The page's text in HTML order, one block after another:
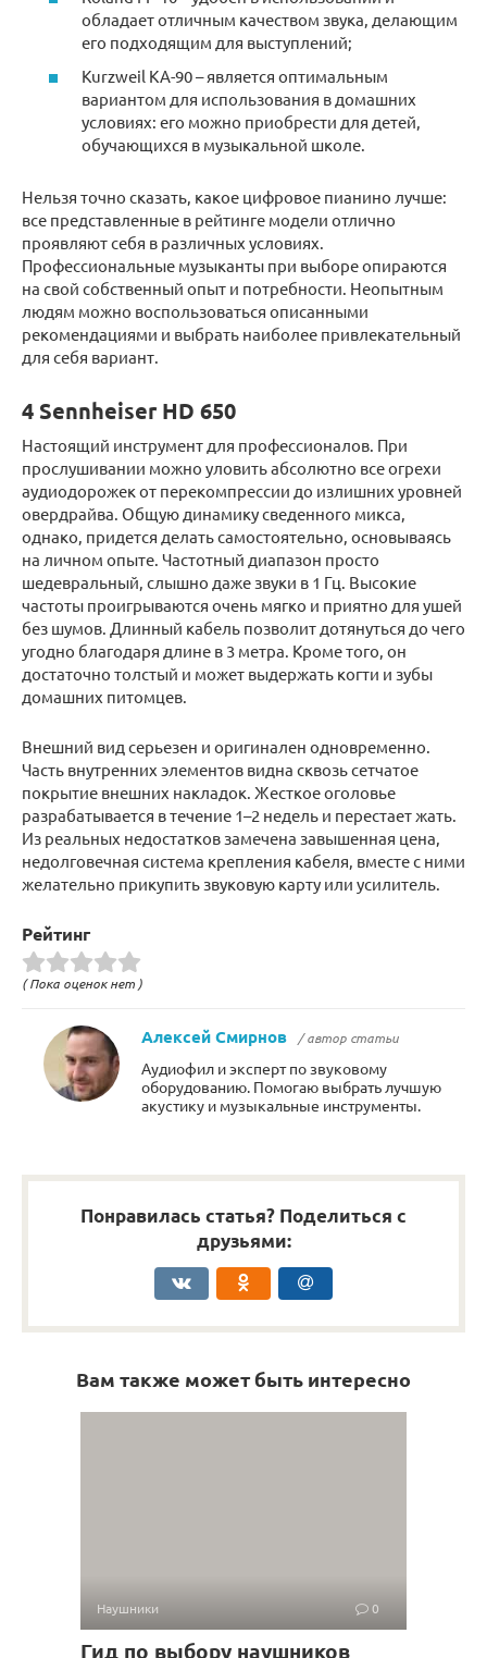
обладает отличным качеством звука, делающим
его подходящим для выступлений;
Kurzweil KA-90 – является оптимальным
вариантом для использования в домашних
условиях: его можно приобрести для детей,
обучающихся в музыкальной школе.
Нельзя точно сказать, какое цифровое пианино лучше:
все представленные в рейтинге модели отлично
проявляют себя в различных условиях.
Профессиональные музыканты при выборе опираются
на свой собственный опыт и потребности. Неопытным
людям можно воспользоваться описанными
рекомендациями и выбрать наиболее привлекательный
для себя вариант.
4 Sennheiser HD 650
Настоящий инструмент для профессионалов. При
прослушивании можно уловить абсолютно все огрехи
аудиодорожек от перекомпрессии до излишних уровней
овердрайва. Общую динамику сведенного микса,
однако, придется делать самостоятельно, основываясь
на личном опыте. Частотный диапазон просто
шедевральный, слышно даже звуки в 1 Гц. Высокие
частоты проигрываются очень мягко и приятно для ушей
без шумов. Длинный кабель позволит дотянуться до чего
угодно благодаря длине в 3 метра. Кроме того, он
достаточно толстый и может выдержать когти и зубы
домашних питомцев.
Внешний вид серьезен и оригинален одновременно.
Часть внутренних элементов видна сквозь сетчатое
покрытие внешних накладок. Жесткое оголовье
разрабатывается в течение 1–2 недель и перестает жать.
Из реальных недостатков замечена завышенная цена,
недолговечная система крепления кабеля, вместе с ними
желательно прикупить звуковую карту или усилитель.
Рейтинг
( Пока оценок нет )
Алексей Смирнов / автор статьи
Аудиофил и эксперт по звуковому
оборудованию. Помогаю выбрать лучшую
акустику и музыкальные инструменты.
Понравилась статья? Поделиться с
друзьями:
Вам также может быть интересно
Наушники 0
Гид по выбору наушников